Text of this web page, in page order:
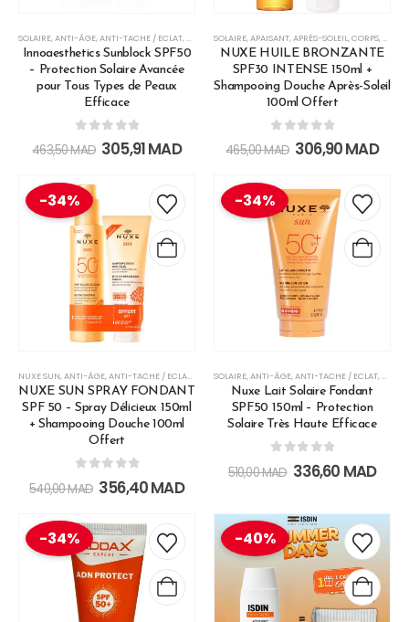
SOLAIRE,ANTI-ÂGE,ANTI-TACHE / ECLAT,APAISANT,CRÈMES SOLAIRES,HAUTE PROTECTION
Innoaesthetics Sunblock SPF50
– Protection Solaire Avancée
pour Tous Types de Peaux
Efficace
out of 5
463,50MAD 305,91MAD
SOLAIRE,APAISANT,APRÈS-SOLEIL,CORPS,
NUXE HUILE BRONZANTE
SPF30 INTENSE 150ml +
Shampooing Douche Après-Soleil
100ml Offert
out of 5
465,00MAD 306,90MAD
-34%
NUXE SUN,ANTI-ÂGE,ANTI-TACHE / ECLAT APAISANT,APAISANT,APRÈS-SOLEIL,CHEVEUX,
NUXE SUN SPRAY FONDANT
SPF 50 – Spray Délicieux 150ml
+ Shampooing Douche 100ml
Offert
out of 5
540,00MAD 356,40MAD
-34%
SOLAIRE,ANTI-ÂGE,ANTI-TACHE / ECLAT,
Nuxe Lait Solaire Fondant
SPF50 150ml – Protection
Solaire Très Haute Efficace
out of 5
510,00MAD 336,60 MAD
-34% -40%